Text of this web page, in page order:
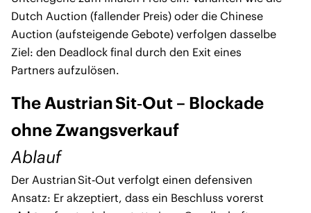
Dutch Auction (fallender Preis) oder die Chinese
Auction (aufsteigende Gebote) verfolgen dasselbe
Ziel: den Deadlock final durch den Exit eines
Partners aufzulösen.
The Austrian Sit‑Out – Blockade
ohne Zwangsverkauf
Ablauf
Der Austrian Sit‑Out verfolgt einen defensiven
Ansatz: Er akzeptiert, dass ein Beschluss vorerst